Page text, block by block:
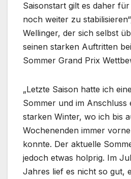
Saisonstart gilt es daher
noch weiter zu
Wellinger, der sich selbst
seinen starken Auftritten
Sommer Grand Prix
„Letzte Saison hatte ich
Sommer und im Anschluss
starken Winter, wo ich bis
Wochenenden immer
konnte. Der aktuelle
jedoch etwas holprig. Im
Jahres lief es nicht so gut,